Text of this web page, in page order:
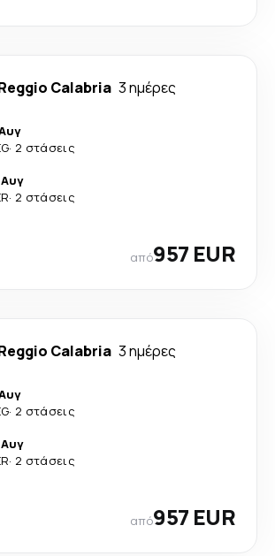
Calabria 3 ημέρες
· 2 στάσεις
· 2 στάσεις
από957 EUR
Calabria 3 ημέρες
· 2 στάσεις
· 2 στάσεις
από957 EUR